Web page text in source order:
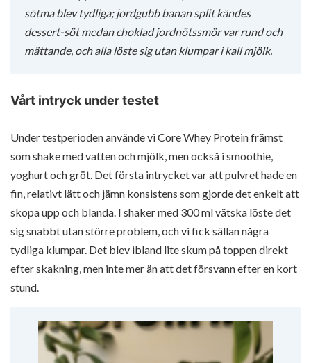
sötma blev tydliga; jordgubb banan split kändes
dessert-söt medan choklad jordnötssmör var rund och
mättande, och alla löste sig utan klumpar i kall mjölk.
Vårt intryck under testet
Under testperioden använde vi Core Whey Protein främst
som shake med vatten och mjölk, men också i smoothie,
yoghurt och gröt. Det första intrycket var att pulvret hade en
fin, relativt lätt och jämn konsistens som gjorde det enkelt att
skopa upp och blanda. I shaker med 300 ml vätska löste det
sig snabbt utan större problem, och vi fick sällan några
tydliga klumpar. Det blev ibland lite skum på toppen direkt
efter skakning, men inte mer än att det försvann efter en kort
stund.